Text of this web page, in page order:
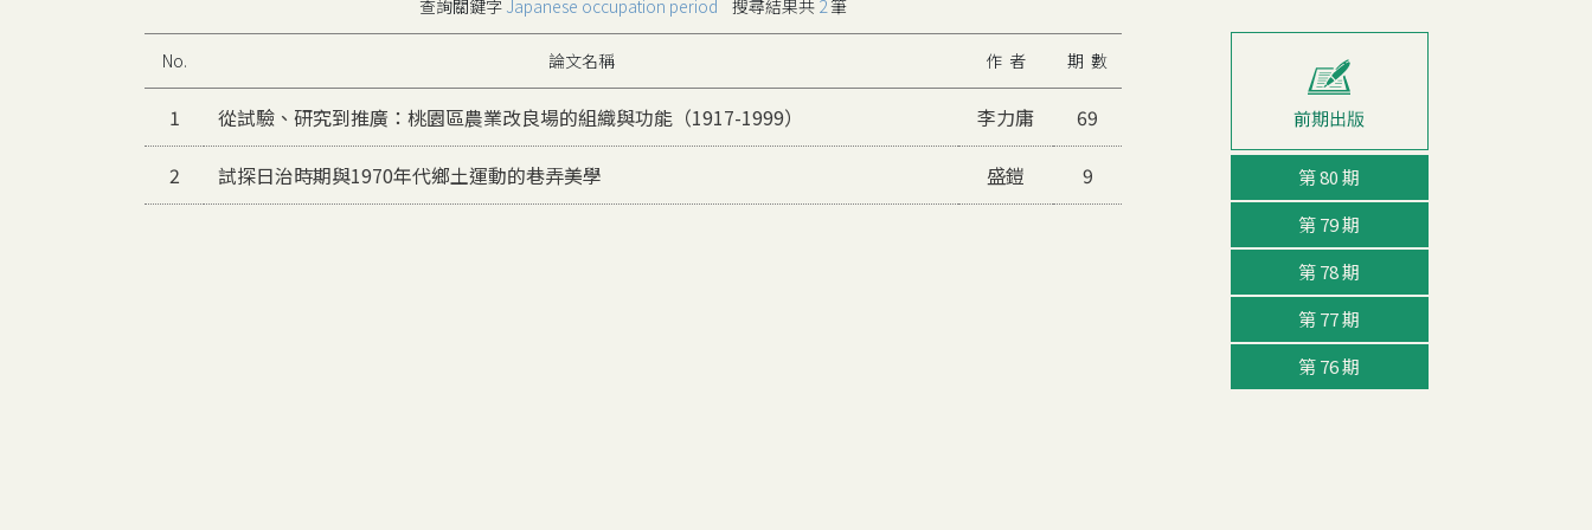
查詢關鍵字 Japanese occupation period 搜尋結果共 2筆
No. 論文名稱 作 者 期 數
1 從試驗、研究到推廣：桃園區農業改良場的組織與功能（1917-1999） 李力庸 69
2 試探日治時期與1970年代鄉土運動的巷弄美學 盛鎧 9
第 80 期
第 79 期
第 78 期
第 77 期
第 76 期